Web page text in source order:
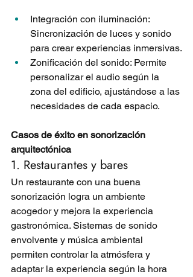
Integración con iluminación:
Sincronización de luces y sonido
para crear experiencias inmersivas.
Zonificación del sonido: Permite
personalizar el audio según la
zona del edificio, ajustándose a las
necesidades de cada espacio.
Casos de éxito en sonorización
arquitectónica
1. Restaurantes y bares
Un restaurante con una buena
sonorización logra un ambiente
acogedor y mejora la experiencia
gastronómica. Sistemas de sonido
envolvente y música ambiental
permiten controlar la atmósfera y
adaptar la experiencia según la hora